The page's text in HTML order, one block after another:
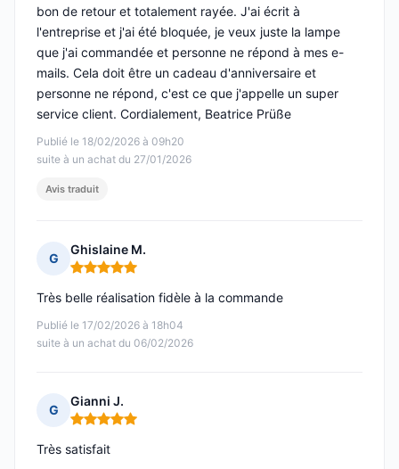
Publié le 18/02/2026 à 09h20
suite à un achat du 27/01/2026
bon de retour et totalement rayée. J'ai écrit à
l'entreprise et j'ai été bloquée, je veux juste la lampe
que j'ai commandée et personne ne répond à mes e-
mails. Cela doit être un cadeau d'anniversaire et
personne ne répond, c'est ce que j'appelle un super
service client. Cordialement, Beatrice Prüße
Avis traduit
G
Ghislaine M.
Note : 5 sur 5
Publié le 17/02/2026 à 18h04
suite à un achat du 06/02/2026
Très belle réalisation fidèle à la commande
G
Gianni J.
Note : 5 sur 5
Très satisfait